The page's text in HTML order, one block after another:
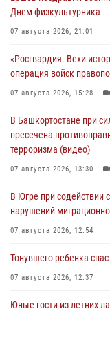
Днем физкультурника
07 августа 2026, 21:01
«Росгвардия. Вехи
операция войск
07 августа 2026, 15:28
В Башкортостане при
пресечена
терроризма (видео)
07 августа 2026, 13:30
В Югре при содействии
нарушений
07 августа 2026, 12:54
Тонувшего ребенка
07 августа 2026, 12:37
Юные гости из летних